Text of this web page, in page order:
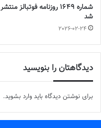
شماره 1649 روزنامه فوتبالز منتشر
شد
2026-02-24
دیدگاهتان را بنویسید
برای نوشتن دیدگاه باید وارد بشوید.